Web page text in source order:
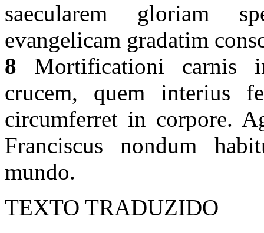
saecularem gloriam
evangelicam gradatim
8 Mortificationi carnis
crucem, quem interius
circumferret in corpore.
Franciscus nondum
mundo.
TEXTO TRADUZIDO